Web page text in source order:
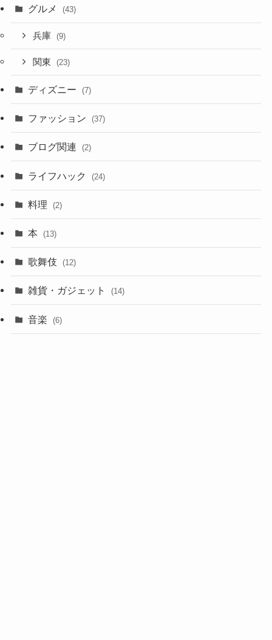
グルメ (43)
兵庫 (9)
関東 (23)
ディズニー (7)
ファッション (37)
ブログ関連 (2)
ライフハック (24)
料理 (2)
本 (13)
歌舞伎 (12)
雑貨・ガジェット (14)
音楽 (6)